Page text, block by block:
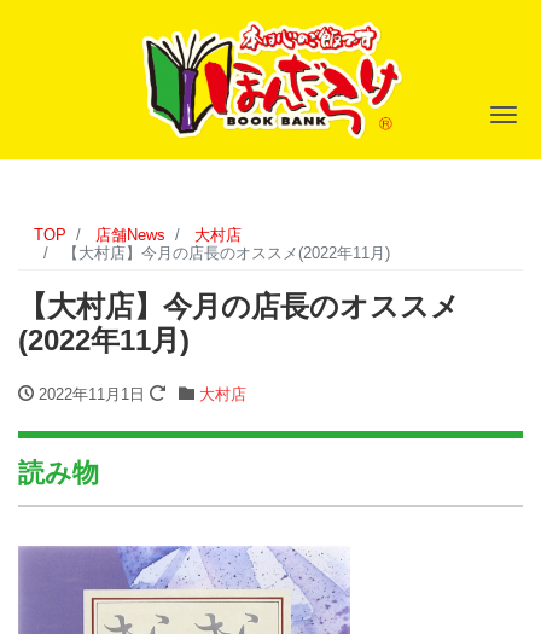
ナ
TOP 店舗News
大村店
【大村店】今月の店長のオススメ(2022年11月)
【大村店】今月の店長のオススメ
(2022年11月)
2022年11月1日 大村店
読み物